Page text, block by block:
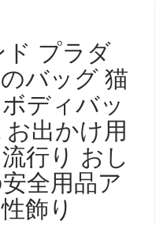
プラダ
バッグ 猫
ディバッ
出かけ用
行り おし
全用品ア
飾り